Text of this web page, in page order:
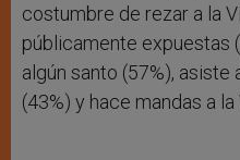
costumbre de rezar a la
públicamente expuestas
algún santo (57%), asiste
(43%) y hace mandas a